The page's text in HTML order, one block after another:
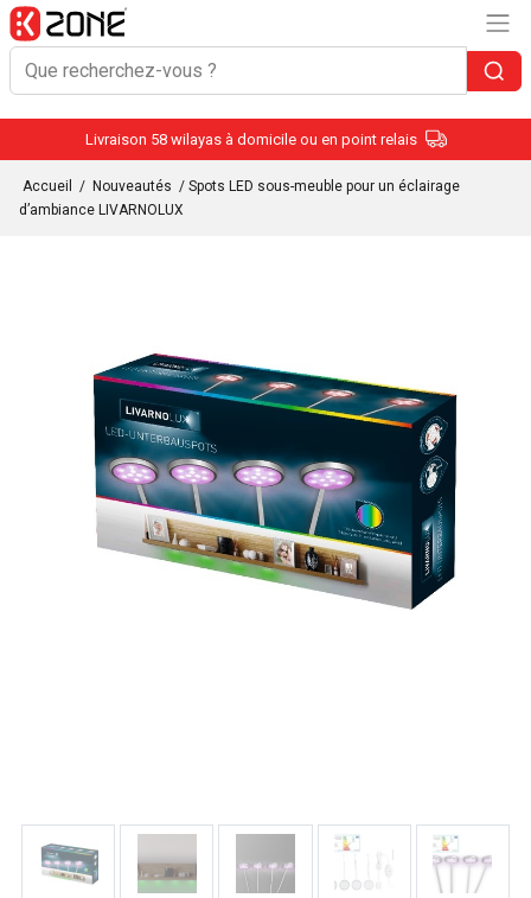
Livraison 58 wilayas à domicile ou en point relais
Accueil / Nouveautés / Spots LED sous-meuble pour un éclairage
d’ambiance LIVARNOLUX